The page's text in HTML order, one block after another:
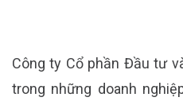
Công ty Cổ phần Đầu tư
trong những doanh